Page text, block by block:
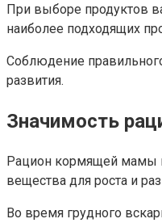
При выборе продуктов
наиболее подходящих
Соблюдение
развития.
Значимость
Рацион кормящей мамы
вещества для роста и
Во время грудного